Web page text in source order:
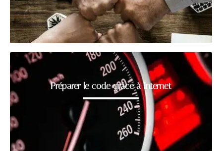
Préparer le code grâce à Internet